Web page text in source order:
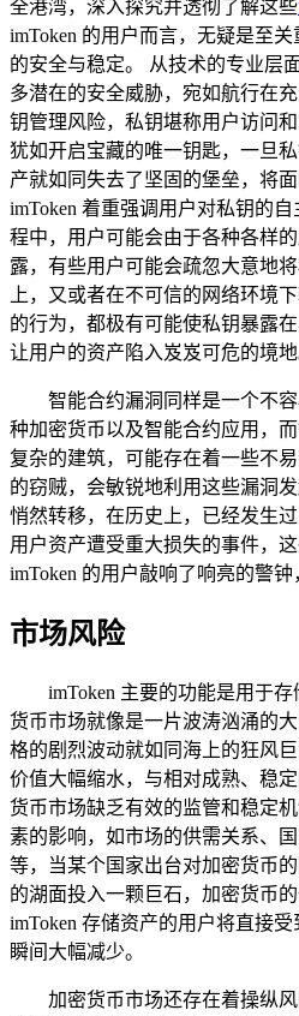
全港湾，深入探究并透彻了解这些
imToken 的用户而言，无疑是至
的安全与稳定。 从技术的专业层
多潜在的安全威胁，宛如航行在
钥管理风险，私钥堪称用户访问
犹如开启宝藏的唯一钥匙，一旦
产就如同失去了坚固的堡垒，将
imToken 着重强调用户对私钥的
程中，用户可能会由于各种各样
露，有些用户可能会疏忽大意地
上，又或者在不可信的网络环境
的行为，都极有可能使私钥暴露
让用户的资产陷入岌岌可危的境地
智能合约漏洞同样是一个不
种加密货币以及智能合约应用，
复杂的建筑，可能存在着一些不
的窃贼，会敏锐地利用这些漏洞
悄然转移，在历史上，已经发生
用户资产遭受重大损失的事件，
imToken 的用户敲响了响亮的警钟
市场风险
imToken 主要的功能是用于
货币市场就像是一片波涛汹涌的
格的剧烈波动就如同海上的狂风
价值大幅缩水，与相对成熟、稳
货币市场缺乏有效的监管和稳定
素的影响，如市场的供需关系、
等，当某个国家出台对加密货币
的湖面投入一颗巨石，加密货币
imToken 存储资产的用户将直接
瞬间大幅减少。
加密货币市场还存在着操纵